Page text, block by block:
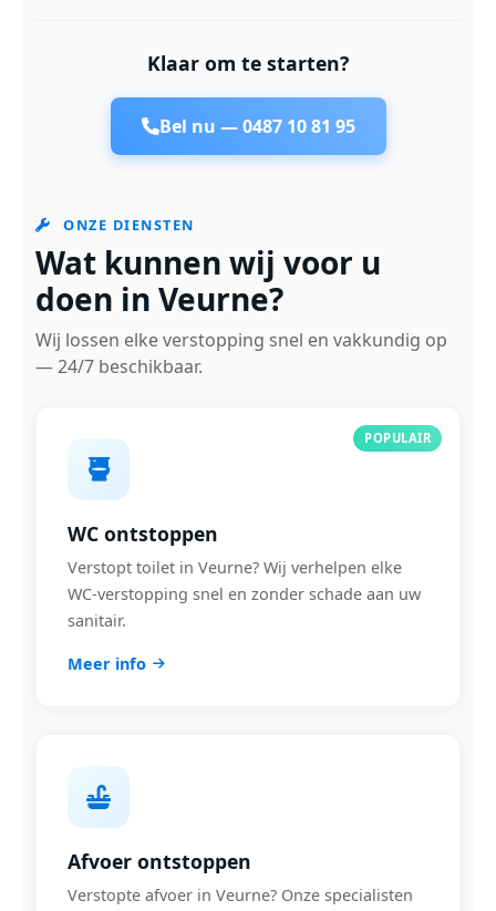
Klaar om te starten?
Bel nu —0487 10 81 95
ONZE DIENSTEN
Wat kunnen wij voor u
doen in Veurne?
Wij lossen elke verstopping snel en vakkundig op
— 24/7 beschikbaar.
POPULAIR
WC ontstoppen
Verstopt toilet in Veurne? Wij verhelpen elke
WC-verstopping snel en zonder schade aan uw
sanitair.
Meer info
Afvoer ontstoppen
Verstopte afvoer in Veurne? Onze specialisten